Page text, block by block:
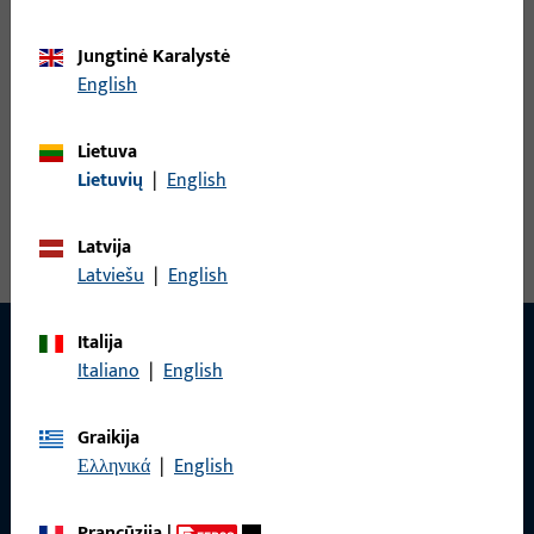
Peržiūrėti visus variantus
Jungtinė Karalystė
English
Lietuva
Lietuvių | English
Latvija
Latviešu | English
Italija
Italiano | English
Graikija
Ελληνικά | English